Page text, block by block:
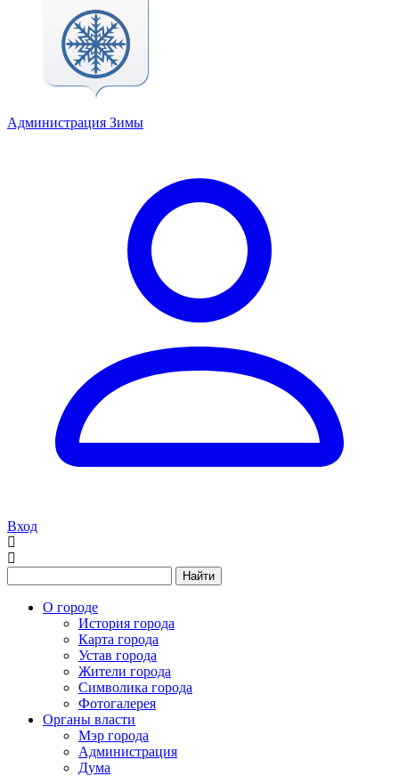
Администрация Зимы
Вход
Найти
О городе
История города
Карта города
Устав города
Жители города
Символика города
Фотогалерея
Органы власти
Мэр города
Администрация
Дума